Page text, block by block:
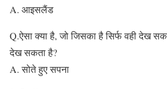
A. आइसलैंड
Q.ऐसा क्या है, जो जिसका है सिर्फ वही देख
देख सकता है?
A. सोते हुए सपना